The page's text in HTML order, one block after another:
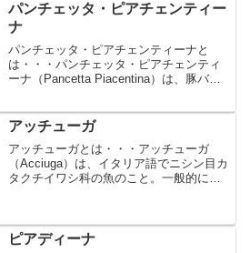
パンチェッタ・ピアチェンティー
ナ
パンチェッタ・ピアチェンティーナと
は・・・パンチェッタ・ピアチェンティ
ーナ（Pancetta Piacentina）は、豚バラ
ーニャ州ピアチェンツァで生産されたも
の。適...
アッチューガ
アッチューガとは・・・アッチューガ
（Acciuga）は、イタリア語でニシン目カ
タクチイワシ科の魚のこと。一般的には
か、塩抜きしてからペ...
ピアディーナ